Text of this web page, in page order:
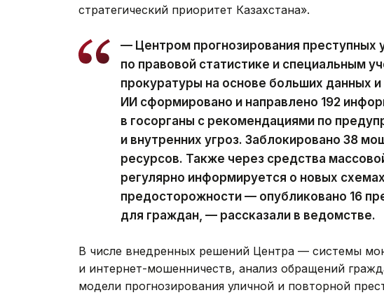
стратегический приоритет Казахстана».
— Центром прогнозирования преступных
по правовой статистике и специальным
прокуратуры на основе больших данных
ИИ сформировано и направлено 192
в госорганы с рекомендациями по
и внутренних угроз. Заблокировано 38
ресурсов. Также через средства
регулярно информируется о новых
предосторожности — опубликовано 16
для граждан, — рассказали в ведомстве.
В числе внедренных решений Центра — системы
и интернет-мошенничеств, анализ обращений
модели прогнозирования уличной и повторной